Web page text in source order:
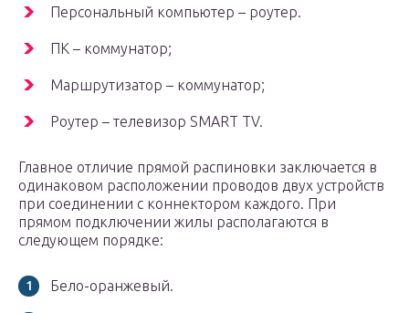
Персональный компьютер – роутер.
ПК – коммунатор;
Маршрутизатор – коммунатор;
Роутер – телевизор SMART TV.
Главное отличие прямой распиновки заключается в
одинаковом расположении проводов двух устройств
при соединении с коннектором каждого. При
прямом подключении жилы располагаются в
следующем порядке:
Бело-оранжевый.